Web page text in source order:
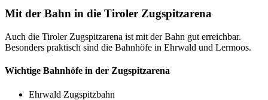
Mit der Bahn in die Tiroler Zugspitzarena
Auch die Tiroler Zugspitzarena ist mit der Bahn gut erreichbar.
Besonders praktisch sind die Bahnhöfe in Ehrwald und Lermoos.
Wichtige Bahnhöfe in der Zugspitzarena
Ehrwald Zugspitzbahn